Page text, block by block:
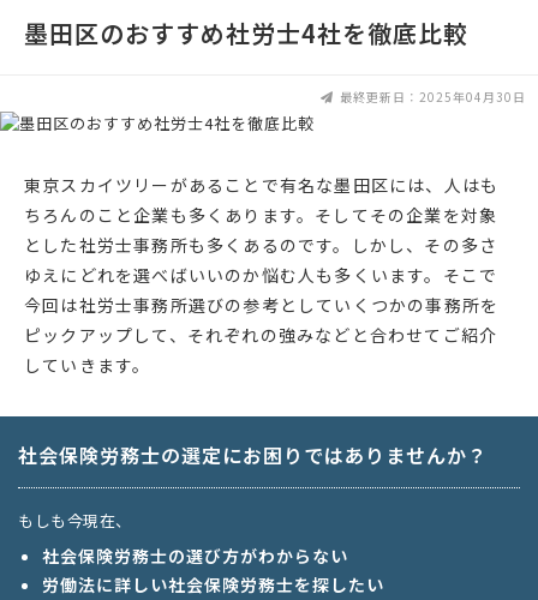
墨田区のおすすめ社労士4社を徹底比較
最終更新日：2025年04月30日
東京スカイツリーがあることで有名な墨田区には、人はも
ちろんのこと企業も多くあります。そしてその企業を対象
とした社労士事務所も多くあるのです。しかし、その多さ
ゆえにどれを選べばいいのか悩む人も多くいます。そこで
今回は社労士事務所選びの参考としていくつかの事務所を
ピックアップして、それぞれの強みなどと合わせてご紹介
していきます。
社会保険労務士の選定にお困りではありませんか？
もしも今現在、
社会保険労務士の選び方がわからない
労働法に詳しい社会保険労務士を探したい